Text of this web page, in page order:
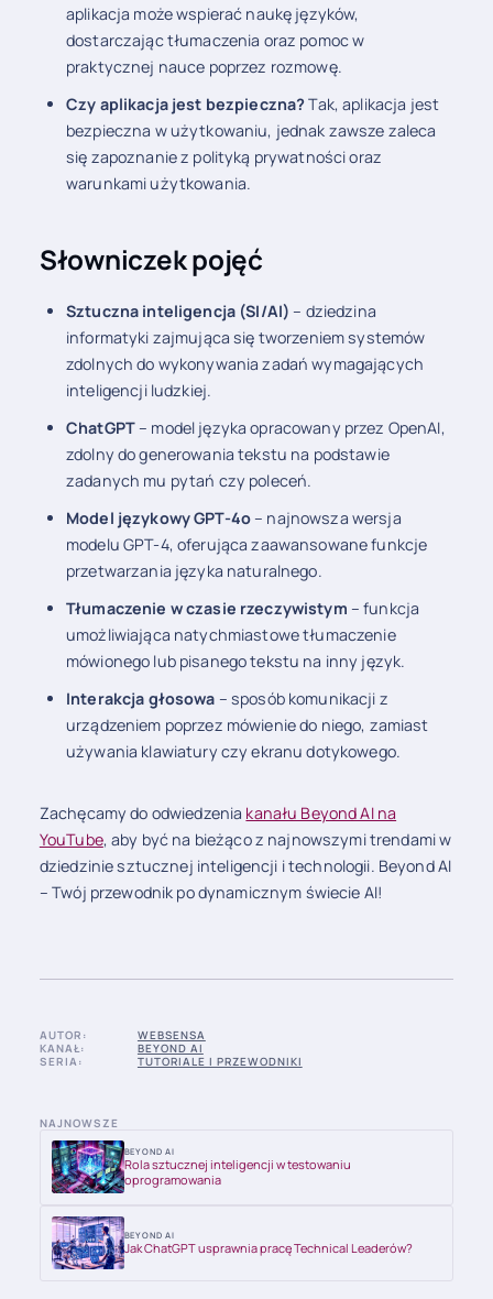
AUTOR:
WEBSENSA
KANAŁ:
BEYOND AI
SERIA:
TUTORIALE I PRZEWODNIKI
NAJNOWSZE
BEYOND AI
Rola sztucznej inteligencji w testowaniu
oprogramowania
BEYOND AI
Jak ChatGPT usprawnia pracę Technical Leaderów?
aplikacja może wspierać naukę języków,
dostarczając tłumaczenia oraz pomoc w
praktycznej nauce poprzez rozmowę.
Czy aplikacja jest bezpieczna?Tak, aplikacja jest
bezpieczna w użytkowaniu, jednak zawsze zaleca
się zapoznanie z polityką prywatności oraz
warunkami użytkowania.
Słowniczek pojęć
Sztuczna inteligencja (SI/AI) – dziedzina
informatyki zajmująca się tworzeniem systemów
zdolnych do wykonywania zadań wymagających
inteligencji ludzkiej.
ChatGPT– model języka opracowany przez OpenAI,
zdolny do generowania tekstu na podstawie
zadanych mu pytań czy poleceń.
Model językowy GPT-4o– najnowsza wersja
modelu GPT-4, oferująca zaawansowane funkcje
przetwarzania języka naturalnego.
Tłumaczenie w czasie rzeczywistym – funkcja
umożliwiająca natychmiastowe tłumaczenie
mówionego lub pisanego tekstu na inny język.
Interakcja głosowa – sposób komunikacji z
urządzeniem poprzez mówienie do niego, zamiast
używania klawiatury czy ekranu dotykowego.
Zachęcamy do odwiedzenia kanału Beyond AI na
YouTube, aby być na bieżąco z najnowszymi trendami w
dziedzinie sztucznej inteligencji i technologii. Beyond AI
– Twój przewodnik po dynamicznym świecie AI!